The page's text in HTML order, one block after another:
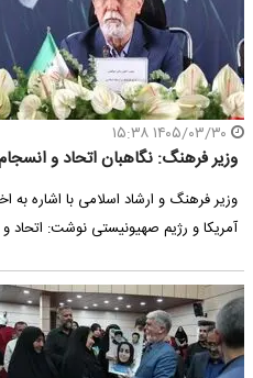
وزیر فرهنگ: نگاهبان اتحاد و
وزیر فرهنگ و ارشاد اسلامی با اشاره
آمریکا و رژیم صهیونیستی نوشت: اتحاد